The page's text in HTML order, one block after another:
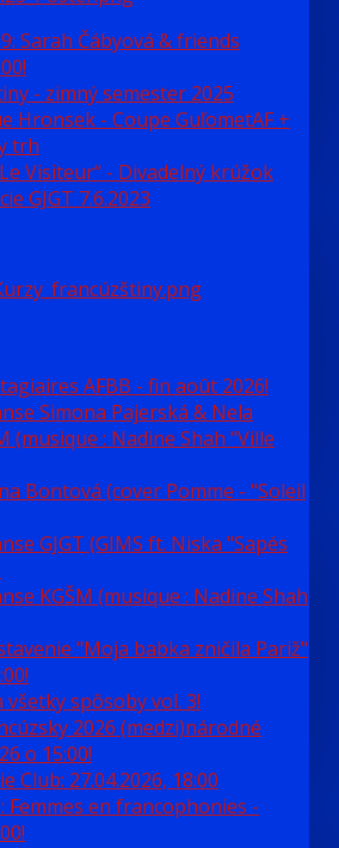
Sarah Čábyová & friends
- zimný semester 2025
Hronsek - Coupe GuľometAF +
trh
Visiteur“ - Divadelný krúžok
GJGT 7.6.2023
AFBB - fin août 2026!
Simona Pajerská & Nela
(musique : Nadine Shah "Ville
Bontová (cover Pomme - "Soleil
GJGT (GIMS ft. Niska "Sapés
KGŠM (musique : Nadine Shah
"Moja babka zničila Pariž"
spôsoby vol. 3!
2026 (medzi)národné
o 15:00!
Club: 27.04.2026, 18:00
Femmes en francophonies -